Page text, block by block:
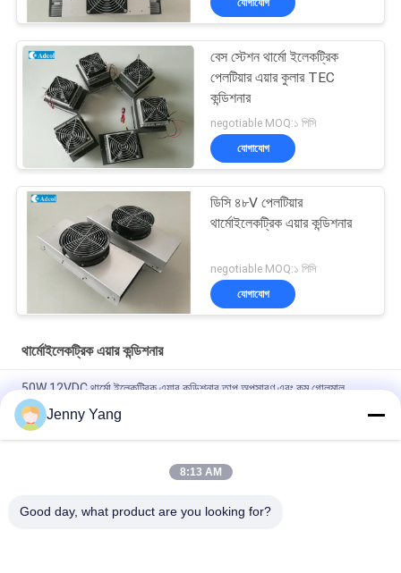
যোগাযোগ
বেস স্টেশন থার্মো ইলেকট্রিক
পেলটিয়ার এয়ার কুলার TEC
কন্ডিশনার
negotiable MOQ:১ পিসি
যোগাযোগ
ডিসি ৪৮V পেলটিয়ার
থার্মোইলেকট্রিক এয়ার কন্ডিশনার
negotiable MOQ:১ পিসি
যোগাযোগ
থার্মোইলেকট্রিক এয়ার কন্ডিশনার
50W 12VDC থার্মো ইলেকট্রিক এয়ার কন্ডিশনার তাপ অপসারণ এবং কম গোলমাল
অপারেশন সঙ্গে বহিরঙ্গন এবং অভ্যন্তরীণ কিওস্ক জন্য ডিজাইন
কমপ্যাক্ট ডিজাইন এবং সলিড স্টেট অপারেশন সহ 200W 48VDC থার্মো ইলেকট্রিক এয়ার
Jenny Yang
8:13 AM
Good day, what product are you looking for?